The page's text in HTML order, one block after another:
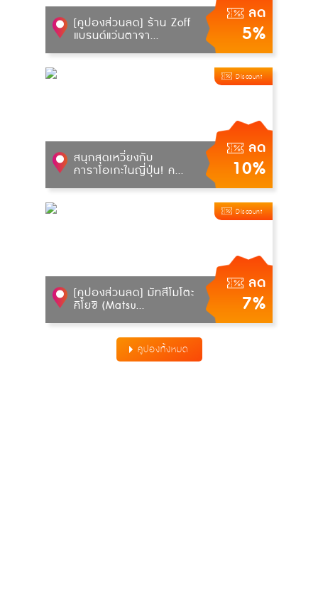
ลด
5%
[คูปองส่วนลด] ร้าน Zoff
แบรนด์แว่นตาจา...
ลด
10%
Discount
สนุกสุดเหวี่ยงกับ
คาราโอเกะในญี่ปุ่น! ค...
ลด
7%
Discount
[คูปองส่วนลด] มัทสึโมโตะ
คิโยชิ (Matsu...
คูปองทั้งหมด